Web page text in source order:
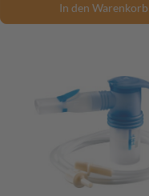
In den Warenkorb